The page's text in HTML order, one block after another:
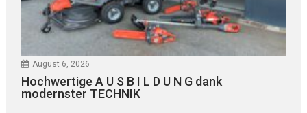
August 6, 2026
Hochwertige A U S B I L D U N G dank
modernster TECHNIK